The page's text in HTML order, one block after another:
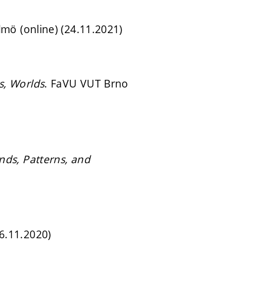
(online) (24.11.2021)
Worlds. FaVU VUT Brno
Patterns, and